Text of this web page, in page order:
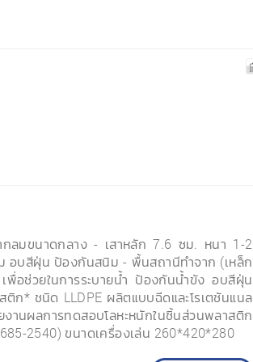
กลมขนาดกลาง - เสาหลัก 7.6 ซม. หนา 1-2
อบสีฝุ่น ป้องกันสนิม - พื้นสถานีทำจาก (เหล็ก
อช่วยในการระบายน้ำ ป้องกันน้ำขัง อบสีฝุ่น
ก* ชนิด LLDPE ผลิตแบบฉีดและโรเตชันแนล
งานผลการทดสอบโลหะหนักในชิ้นส่วนพลาสติก
2540) ขนาดเครื่องเล่น 260*420*280